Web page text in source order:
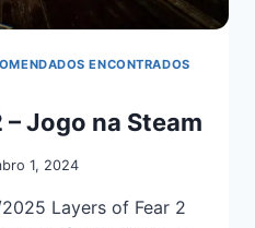
ENCONTRADOS
– Jogo na Steam
1, 2024
Layers of Fear 2